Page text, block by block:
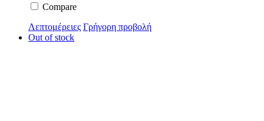
Compare
Λεπτομέρειες Γρήγορη προβολή
Out of stock